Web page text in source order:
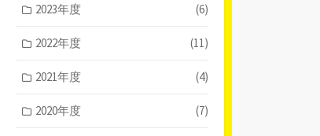
2023年度 (6)
2022年度 (11)
2021年度 (4)
2020年度 (7)